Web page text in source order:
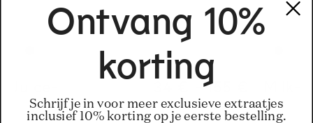
Regular price
-155 €
Regular price
155€
Ontvang 10%
korting
Schrijf je in voor meer exclusieve extraatjes
inclusief 10% korting op je eerste bestelling.